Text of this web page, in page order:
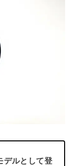
デルとして登